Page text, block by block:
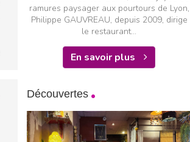
ramures paysager aux pourtours de Lyon,
Philippe GAUVREAU, depuis 2009, dirige
le restaurant...
En savoir plus
Découvertes